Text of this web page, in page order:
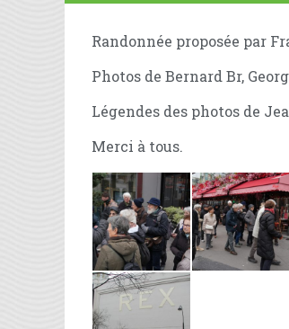
Randonnée proposée par
Photos de Bernard Br,
Légendes des photos de
Merci à tous.